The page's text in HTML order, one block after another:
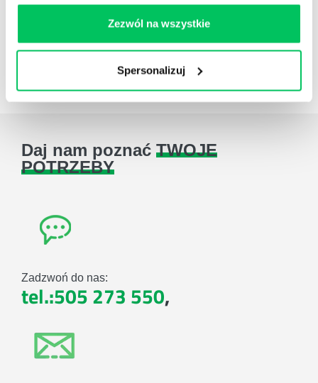
Zezwól na wszystkie
Spersonalizuj
Artykuły,Artykuły cd.,Prawo
Standardowe informacje z obszaru szkoleń.
Daj nam poznać TWOJE
POTRZEBY
Zadzwoń do nas:
tel.:505 273 550,